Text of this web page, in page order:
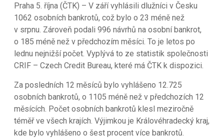
Praha 5. října (ČTK) – V září vyhlásili dlužníci v Česku
1062 osobních bankrotů, což bylo o 23 méně než
v srpnu. Zároveň podali 996 návrhů na osobní bankrot,
o 185 méně než v předchozím měsíci. To je letos po
lednu nejnižší počet. Vyplývá to ze statistik společnosti
CRIF – Czech Credit Bureau, které má ČTK k dispozici.
Za posledních 12 měsíců bylo vyhlášeno 12.725
osobních bankrotů, o 1105 méně než v předchozích 12
měsících. Počet osobních bankrotů klesl meziročně
téměř ve všech krajích. Výjimkou je Královéhradecký kraj,
kde bylo vyhlášeno o šest procent více bankrotů.